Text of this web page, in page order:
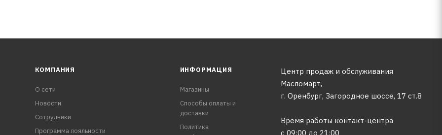
КОМПАНИЯ
О сети
Новости
Сотрудники
Программа лояльности
ИНФОРМАЦИЯ
Магазины
Способы оплаты и
доставки
Политика
Центр продаж и обслуживания
Масломарт,
г. Оренбург, Загородное шоссе, 17 ст.8
Время работы контакт-центра
с 09:00 до 21:00